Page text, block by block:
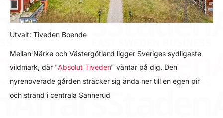
Utvalt: Tiveden Boende
Mellan Närke och Västergötland ligger Sveriges sydligaste
vildmark, där "Absolut Tiveden" väntar på dig. Den
nyrenoverade gården sträcker sig ända ner till en egen pir
och strand i centrala Sannerud.